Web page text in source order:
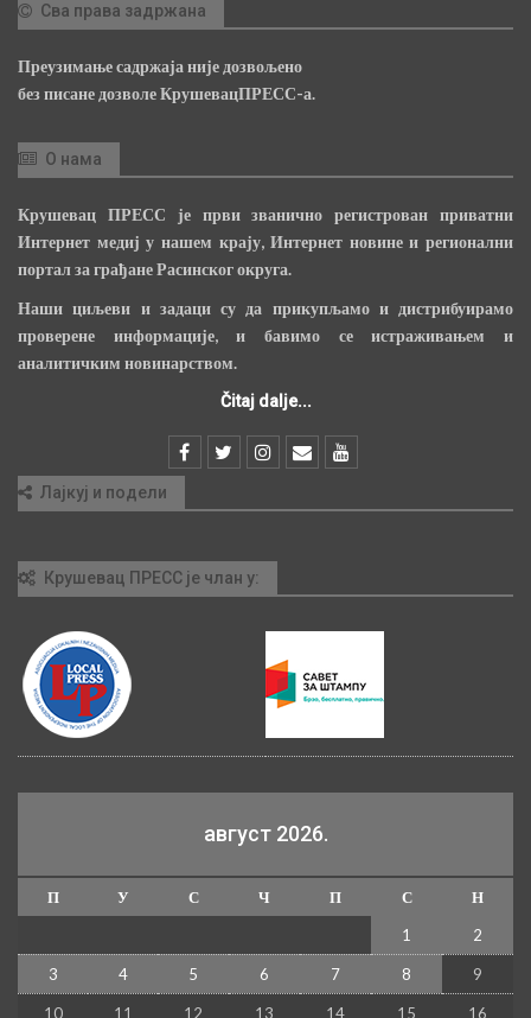
Сва права задржана
Преузимање садржаја није дозвољено
без писане дозволе КрушевацПРЕСС-а.
О нама
Крушевац ПРЕСС је први званично регистрован приватни
Интернет медиј у нашем крају, Интернет новине и регионални
портал за грађане Расинског округа.
Наши циљеви и задаци су да прикупљамо и дистрибуирамо
проверене информације, и бавимо се истраживањем и
аналитичким новинарством.
Čitaj dalje...
Лајкуј и подели
Крушевац ПРЕСС је члан у:
август 2026.
П У С Ч П С
Н
1
2
3 4 5 6 7 8 9
10 11 12 13 14 15 16